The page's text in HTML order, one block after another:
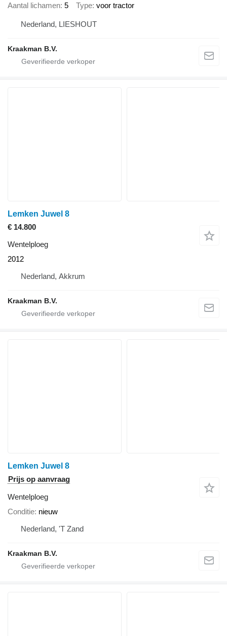
Aantal lichamen 5 Type voor tractor
Nederland, LIESHOUT
Kraakman B.V.
Lemken Juwel 8
€ 14.800
Wentelploeg
2012
Nederland, Akkrum
Kraakman B.V.
Lemken Juwel 8
Prijs op aanvraag
Wentelploeg
Conditie nieuw
Nederland, 'T Zand
Kraakman B.V.